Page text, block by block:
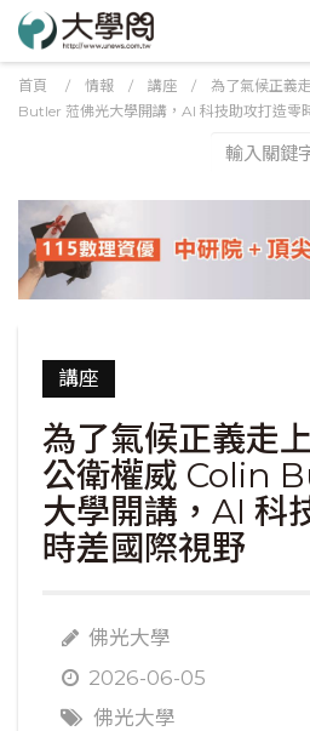
首頁 / 情報 / 講座 / 為了氣候正義
Butler 蒞佛光大學開講，AI 科技助攻打造零
講座
為了氣候正義走
公衛權威 Colin
大學開講，AI 科
時差國際視野
佛光大學
2026-06-05
佛光大學